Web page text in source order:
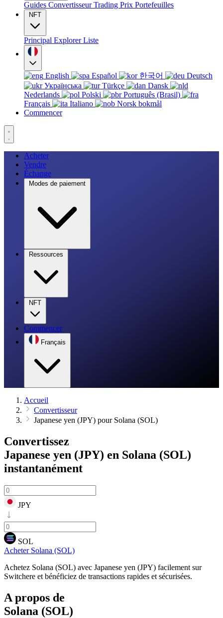
Guides ConvertisseurTrading Prix Portefeuilles
NFT
Principal ExplorerListe
English Español 한국어
Deutsch
Українська
Türkçe
Dansk
Nederlands
Polski
Português (Brasil)
Français
Italiano
Norsk bokmål
Commencer
Acheter
Vendre
Échange
Modes de paiement
Ressources
NFT
Commencer
Français
Accueil
Convertisseur
Japanese yen (JPY) pour Solana (SOL)
Convertissez
Japanese yen (JPY) en Solana (SOL)
instantanément
JPY
SOL
Acheter Solana (SOL)
Achetez Solana (SOL) avec Japanese yen (JPY) facilement sur
Switchere et bénéficiez de transactions rapides et sécurisées.
A propos de
Solana (SOL)